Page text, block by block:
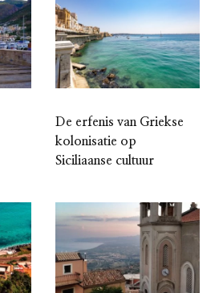
De erfenis van Griekse
kolonisatie op
Siciliaanse cultuur